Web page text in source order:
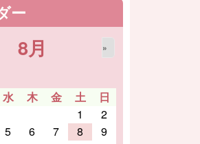
ー
8月 »
水 木 金 土
日
1
2
5 6 7 8
9